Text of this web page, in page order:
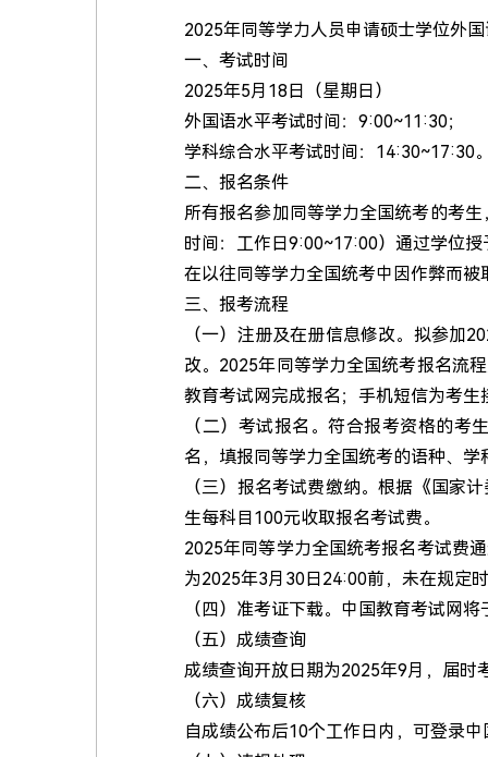
2025年同等学力人员申请硕士学位外
一、考试时间
2025年5月18日（星期日）
外国语水平考试时间：9:00~11:30；
学科综合水平考试时间：14:30~17:30
二、报名条件
所有报名参加同等学力全国统考的考
时间：工作日9:00~17:00）通过学位
在以往同等学力全国统考中因作弊而
三、报考流程
（一）注册及在册信息修改。拟参加
改。2025年同等学力全国统考报名流
教育考试网完成报名；手机短信为考
（二）考试报名。符合报考资格的
名，填报同等学力全国统考的语种、
（三）报名考试费缴纳。根据《国家
生每科目100元收取报名考试费。
2025年同等学力全国统考报名考试费
为2025年3月30日24:00前，未在规定
（四）准考证下载。中国教育考试网
（五）成绩查询
成绩查询开放日期为2025年9月，届时
（六）成绩复核
自成绩公布后10个工作日内，可登录